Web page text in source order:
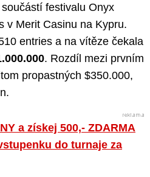
festivalu Onyx
v Merit Casinu na Kypru.
entries a na vítěze čekala
. Rozdíl mezi prvním
propastných $350.000,
a získej 500,- ZDARMA
do turnaje za